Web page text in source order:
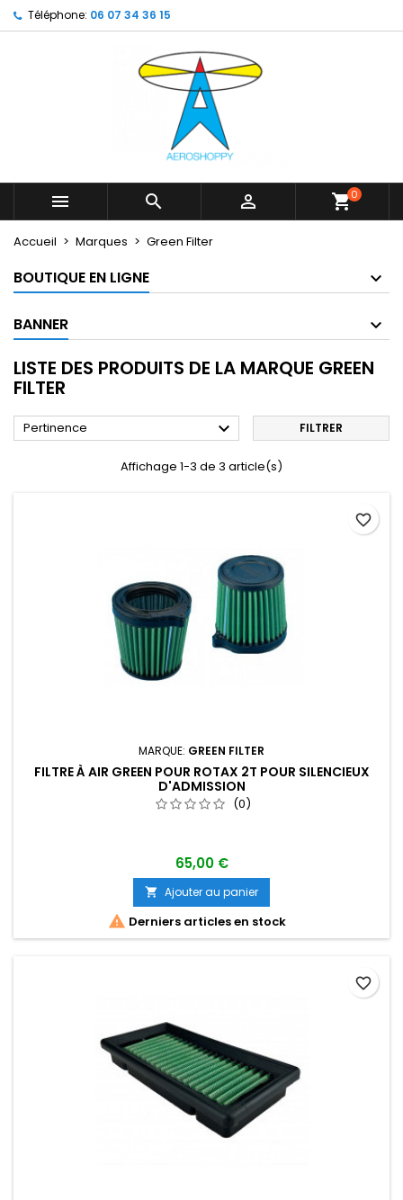
Téléphone: 06 07 34 36 15
   shopping_cart0
Accueil Marques Green Filter
BOUTIQUE EN LIGNE
BANNER
LISTE DES PRODUITS DE LA MARQUE GREEN
FILTER
Pertinence  FILTRER
Affichage 1-3 de 3 article(s)
MARQUE: GREEN FILTER
FILTRE À AIR GREEN POUR ROTAX 2T POUR SILENCIEUX
D'ADMISSION
(0)
65,00 €
 Ajouter au panier
 Derniers articles en stock
favorite_border
favorite_border
My wishlists ×
Create new list
((modalTitle)) ×
((confirmMessage))
((cancelText))
Créer une liste d'envies ×
Nom de la liste d'envies
Connexion ×
Vous devez être connecté pour ajouter des produits
Annuler